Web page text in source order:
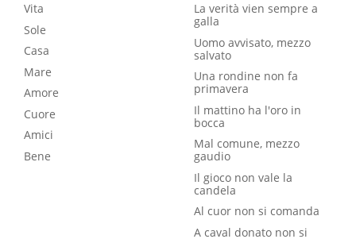
Vita
Sole
Casa
Mare
Amore
Cuore
Amici
Bene
La verità vien sempre a
galla
Uomo avvisato, mezzo
salvato
Una rondine non fa
primavera
Il mattino ha l'oro in
bocca
Mal comune, mezzo
gaudio
Il gioco non vale la
candela
Al cuor non si comanda
A caval donato non si